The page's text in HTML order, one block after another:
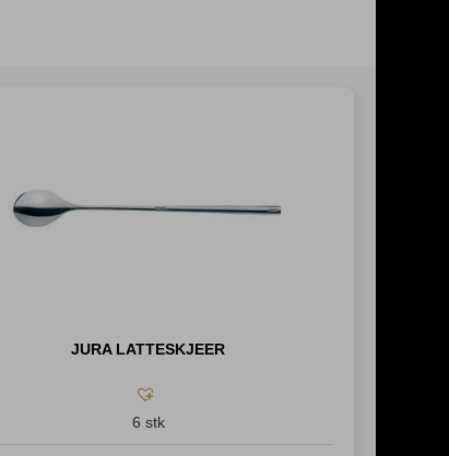
JURA LATTESKJEER
6 stk